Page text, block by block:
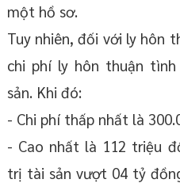
một hồ sơ.
Tuy nhiên, đối với ly hôn
chi phí ly hôn thuận
sản. Khi đó:
- Chi phí thấp nhất là
- Cao nhất là 112 triệu
trị tài sản vượt 04 tỷ